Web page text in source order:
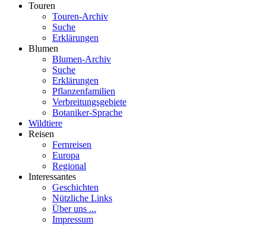
Touren
Touren-Archiv
Suche
Erklärungen
Blumen
Blumen-Archiv
Suche
Erklärungen
Pflanzenfamilien
Verbreitungsgebiete
Botaniker-Sprache
Wildtiere
Reisen
Fernreisen
Europa
Regional
Interessantes
Geschichten
Nützliche Links
Über uns ...
Impressum